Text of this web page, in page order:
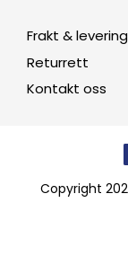
Frakt & levering
Returrett
Kontakt oss
Copyright